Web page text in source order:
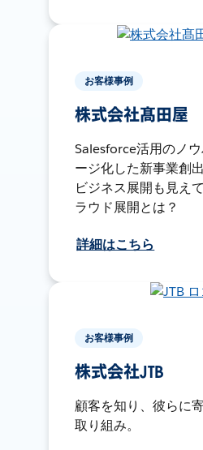
お客様事例
株式会社髙田屋
Salesforce活用のノ
ージ化した新事業創
ビジネス展開も見え
ラウド展開とは？
詳細はこちら
お客様事例
株式会社JTB
顧客を知り、彼らに
取り組み。